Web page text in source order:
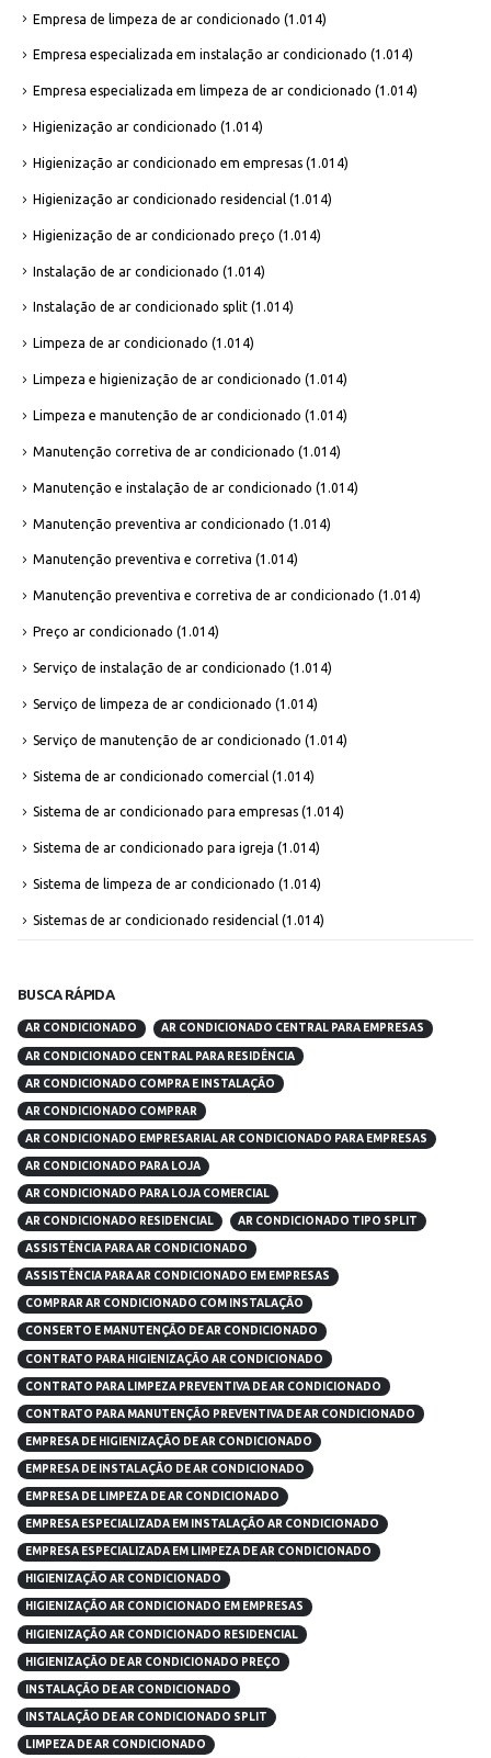
Empresa de limpeza de ar condicionado (1.014)
Empresa especializada em instalação ar condicionado (1.014)
Empresa especializada em limpeza de ar condicionado (1.014)
Higienização ar condicionado (1.014)
Higienização ar condicionado em empresas (1.014)
Higienização ar condicionado residencial (1.014)
Higienização de ar condicionado preço (1.014)
Instalação de ar condicionado (1.014)
Instalação de ar condicionado split (1.014)
Limpeza de ar condicionado (1.014)
Limpeza e higienização de ar condicionado (1.014)
Limpeza e manutenção de ar condicionado (1.014)
Manutenção corretiva de ar condicionado (1.014)
Manutenção e instalação de ar condicionado (1.014)
Manutenção preventiva ar condicionado (1.014)
Manutenção preventiva e corretiva (1.014)
Manutenção preventiva e corretiva de ar condicionado (1.014)
Preço ar condicionado (1.014)
Serviço de instalação de ar condicionado (1.014)
Serviço de limpeza de ar condicionado (1.014)
Serviço de manutenção de ar condicionado (1.014)
Sistema de ar condicionado comercial (1.014)
Sistema de ar condicionado para empresas (1.014)
Sistema de ar condicionado para igreja (1.014)
Sistema de limpeza de ar condicionado (1.014)
Sistemas de ar condicionado residencial (1.014)
BUSCA RÁPIDA
AR CONDICIONADO AR CONDICIONADO CENTRAL PARA EMPRESAS
AR CONDICIONADO CENTRAL PARA RESIDÊNCIA
AR CONDICIONADO COMPRA E INSTALAÇÃO
AR CONDICIONADO COMPRAR
AR CONDICIONADO EMPRESARIAL AR CONDICIONADO PARA EMPRESAS
AR CONDICIONADO PARA LOJA
AR CONDICIONADO PARA LOJA COMERCIAL
AR CONDICIONADO RESIDENCIAL AR CONDICIONADO TIPO SPLIT
ASSISTÊNCIA PARA AR CONDICIONADO
ASSISTÊNCIA PARA AR CONDICIONADO EM EMPRESAS
COMPRAR AR CONDICIONADO COM INSTALAÇÃO
CONSERTO E MANUTENÇÃO DE AR CONDICIONADO
CONTRATO PARA HIGIENIZAÇÃO AR CONDICIONADO
CONTRATO PARA LIMPEZA PREVENTIVA DE AR CONDICIONADO
CONTRATO PARA MANUTENÇÃO PREVENTIVA DE AR CONDICIONADO
EMPRESA DE HIGIENIZAÇÃO DE AR CONDICIONADO
EMPRESA DE INSTALAÇÃO DE AR CONDICIONADO
EMPRESA DE LIMPEZA DE AR CONDICIONADO
EMPRESA ESPECIALIZADA EM INSTALAÇÃO AR CONDICIONADO
EMPRESA ESPECIALIZADA EM LIMPEZA DE AR CONDICIONADO
HIGIENIZAÇÃO AR CONDICIONADO
HIGIENIZAÇÃO AR CONDICIONADO EM EMPRESAS
HIGIENIZAÇÃO AR CONDICIONADO RESIDENCIAL
HIGIENIZAÇÃO DE AR CONDICIONADO PREÇO
INSTALAÇÃO DE AR CONDICIONADO
INSTALAÇÃO DE AR CONDICIONADO SPLIT
LIMPEZA DE AR CONDICIONADO